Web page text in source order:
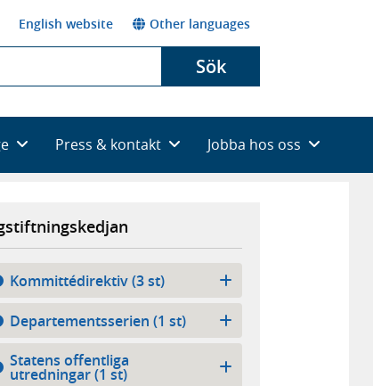
English website Other languages
Sök
Press & kontakt Jobba hos oss
Kommittédirektiv (3 st)
Departementsserien (1 st)
Statens offentliga
utredningar (1 st)